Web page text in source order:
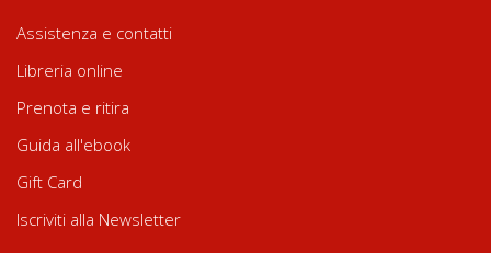
Assistenza e contatti
Libreria online
Prenota e ritira
Guida all'ebook
Gift Card
Iscriviti alla Newsletter